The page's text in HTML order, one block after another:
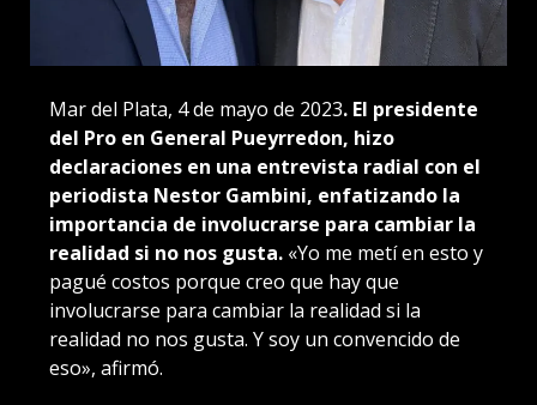
Mar del Plata, 4 de mayo de 2023. El presidente
del Pro en General Pueyrredon, hizo
declaraciones en una entrevista radial con el
periodista Nestor Gambini, enfatizando la
importancia de involucrarse para cambiar la
realidad si no nos gusta. «Yo me metí en esto y
pagué costos porque creo que hay que
involucrarse para cambiar la realidad si la
realidad no nos gusta. Y soy un convencido de
eso», afirmó.